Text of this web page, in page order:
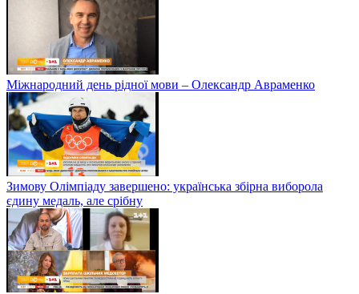
Міжнародний день рідної мови – Олександр Авраменко
Зимову Олімпіаду завершено: українська збірна виборола
єдину медаль, але срібну